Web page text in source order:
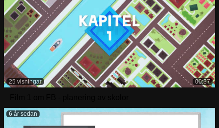
00:37
25 visningar
6 år sedan